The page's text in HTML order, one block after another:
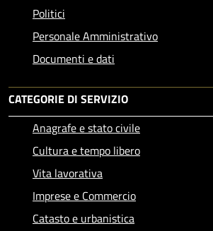
Politici
Personale Amministrativo
Documenti e dati
CATEGORIE DI SERVIZIO
Anagrafe e stato civile
Cultura e tempo libero
Vita lavorativa
Imprese e Commercio
Catasto e urbanistica